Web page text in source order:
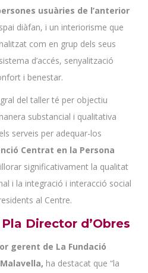
usuàries de l’anterior
diàfan, i un interiorisme que
com en grup dels seus
d’accés, senyalització
i benestar.
del taller té per objectiu
substancial i qualitativa
serveis per adequar-los
Centrat en la Persona
significativament la qualitat
i la integració i interacció social
al Centre.
Director d’Obres
gerent de La Fundació
ha destacat que “la